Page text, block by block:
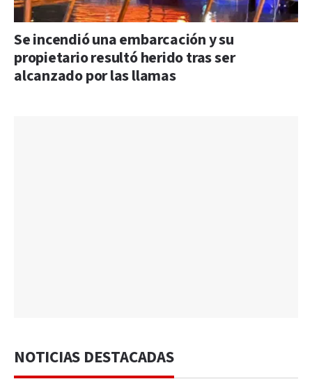
Se incendió una embarcación y su
propietario resultó herido tras ser
alcanzado por las llamas
NOTICIAS DESTACADAS